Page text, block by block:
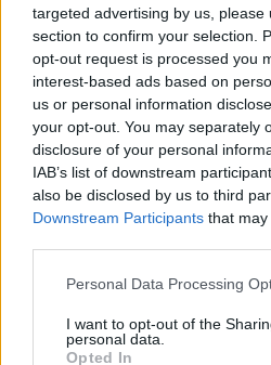
targeted advertising by us, please
section to confirm your selection.
opt-out request is processed you
interest-based ads based on
us or personal information
your opt-out. You may separately
disclosure of your personal
IAB’s list of downstream
also be disclosed by us to third
Downstream Participants that
Please note that this website/app
not limited to your visit or usage
grant or deny consent to Google
Personal Data Processing
I want to opt-out of the
personal data.
Opted In
Μεγάλη φωτιά στην Αλβανία:
κοντά σε σπίτια –
της Κρούγια (Video)